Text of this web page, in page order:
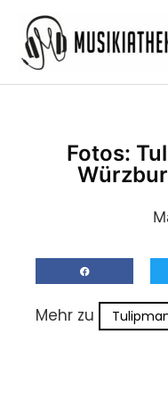
Inhalt
springen
Fotos:
Mehr zu